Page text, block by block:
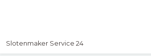
Slotenmaker Service 24